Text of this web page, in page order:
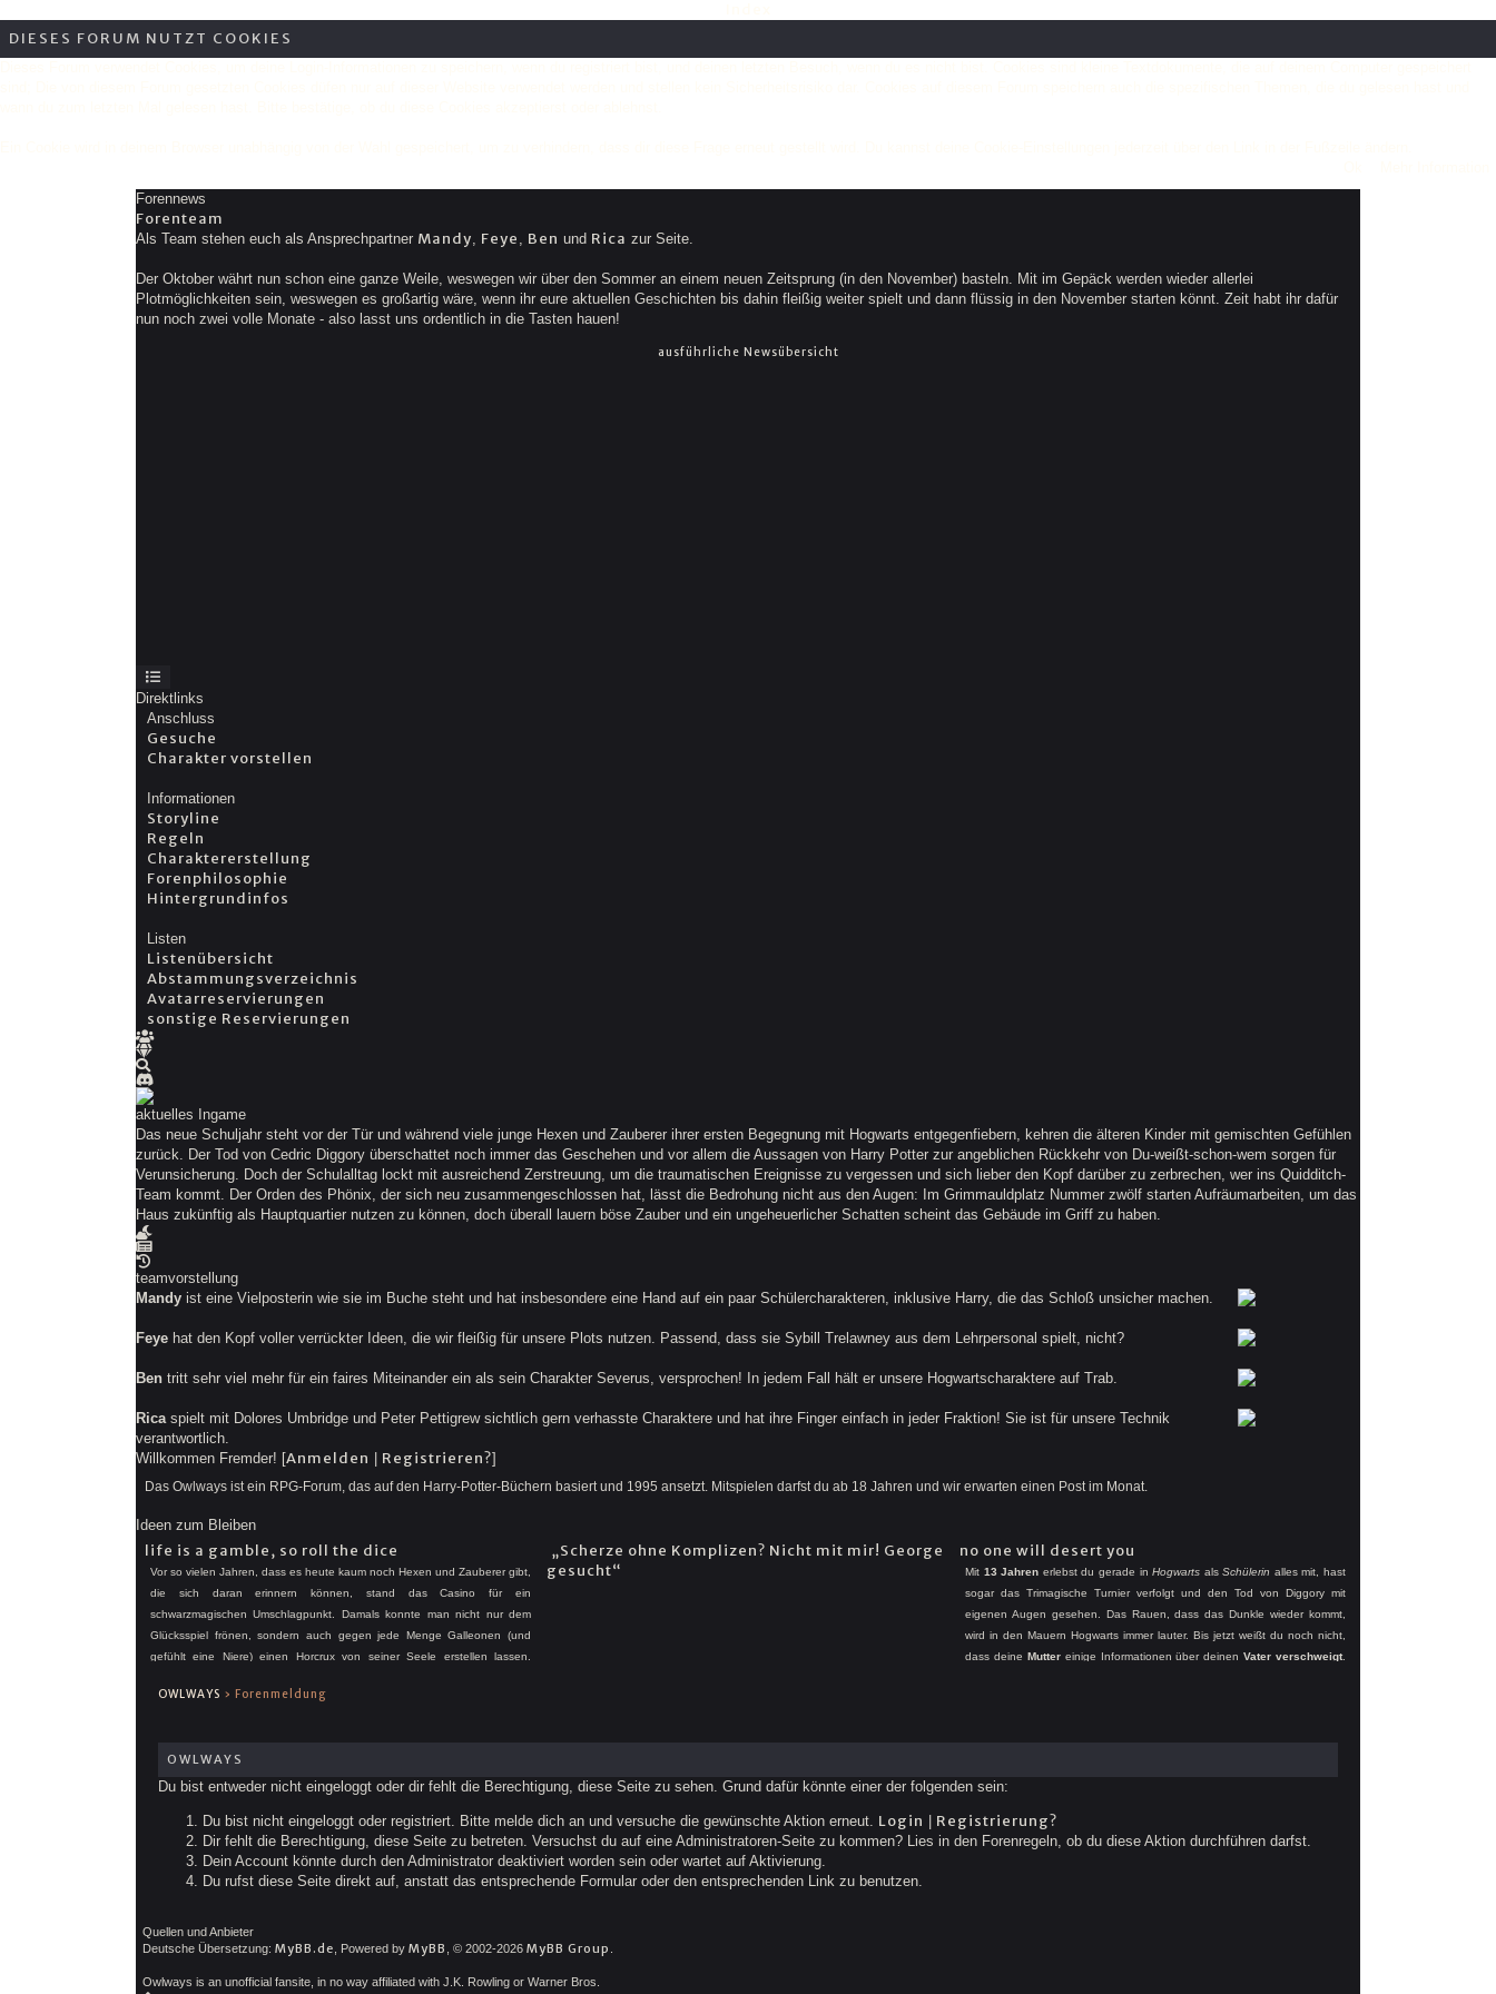
DIESES FORUM NUTZT COOKIES
Forennews
Forenteam
Als Team stehen euch als Ansprechpartner Mandy, Feye , Ben und Rica zur Seite.
Der Oktober währt nun schon eine ganze Weile, weswegen wir über den Sommer an einem neuen Zeitsprung (in den November) basteln. Mit im Gepäck werden wieder allerlei
Plotmöglichkeiten sein, weswegen es großartig wäre, wenn ihr eure aktuellen Geschichten bis dahin fleißig weiter spielt und dann flüssig in den November starten könnt. Zeit habt ihr dafür
nun noch zwei volle Monate - also lasst uns ordentlich in die Tasten hauen!
ausführliche Newsübersicht
Direktlinks
Anschluss
Gesuche
Charakter vorstellen
Informationen
Storyline
Regeln
Charaktererstellung
Forenphilosophie
Hintergrundinfos
Listen
Listenübersicht
Abstammungsverzeichnis
Avatarreservierungen
sonstige Reservierungen
aktuelles Ingame
Das neue Schuljahr steht vor der Tür und während viele junge Hexen und Zauberer ihrer ersten Begegnung mit Hogwarts entgegenfiebern, kehren die älteren Kinder mit gemischten Gefühlen
zurück. Der Tod von Cedric Diggory überschattet noch immer das Geschehen und vor allem die Aussagen von Harry Potter zur angeblichen Rückkehr von Du-weißt-schon-wem sorgen für
Verunsicherung. Doch der Schulalltag lockt mit ausreichend Zerstreuung, um die traumatischen Ereignisse zu vergessen und sich lieber den Kopf darüber zu zerbrechen, wer ins Quidditch-
Team kommt. Der Orden des Phönix, der sich neu zusammengeschlossen hat, lässt die Bedrohung nicht aus den Augen: Im Grimmauldplatz Nummer zwölf starten Aufräumarbeiten, um das
Haus zukünftig als Hauptquartier nutzen zu können, doch überall lauern böse Zauber und ein ungeheuerlicher Schatten scheint das Gebäude im Griff zu haben.
teamvorstellung
Mandy ist eine Vielposterin wie sie im Buche steht und hat insbesondere eine Hand auf ein paar Schülercharakteren, inklusive Harry, die das Schloß unsicher machen.
Feye hat den Kopf voller verrückter Ideen, die wir fleißig für unsere Plots nutzen. Passend, dass sie Sybill Trelawney aus dem Lehrpersonal spielt, nicht?
Ben tritt sehr viel mehr für ein faires Miteinander ein als sein Charakter Severus, versprochen! In jedem Fall hält er unsere Hogwartscharaktere auf Trab.
Ricaspielt mit Dolores Umbridge und Peter Pettigrew sichtlich gern verhasste Charaktere und hat ihre Finger einfach in jeder Fraktion! Sie ist für unsere Technik
verantwortlich.
Willkommen Fremder! [Anmelden Registrieren?]
Das Owlways ist ein RPG-Forum, das auf den Harry-Potter-Büchern basiert und 1995 ansetzt. Mitspielen darfst du ab 18 Jahren und wir erwarten einen Post im Monat.
Ideen zum Bleiben
life is a gamble, so roll the dice
Vor so vielen Jahren, dass es heute kaum noch Hexen und Zauberer gibt,
die sich daran erinnern können, stand das Casino für ein
schwarzmagischen Umschlagpunkt. Damals konnte man nicht nur dem
Glücksspiel frönen, sondern auch gegen jede Menge Galleonen (und
gefühlt eine Niere) einen Horcrux von seiner Seele erstellen lassen.
damit jederzeit zugänglich und doch gleichzeitig vor aller Augen
„Scherze ohne Komplizen? Nicht mit mir! George
gesucht“
no one will desert you
Mit 13 Jahren erlebst du gerade inHogwarts alsSchülerin alles mit, hast
sogar das Trimagische Turnier verfolgt und den Tod von Diggory mit
eigenen Augen gesehen. Das Rauen, dass das Dunkle wieder kommt,
wird in den Mauern Hogwarts immer lauter. Bis jetzt weißt du noch nicht,
dass deine Muttereinige Informationen über deinenVater verschweigt.
kalt lassen?
OWLWAYS › Forenmeldung
OWLWAYS
Du bist entweder nicht eingeloggt oder dir fehlt die Berechtigung, diese Seite zu sehen. Grund dafür könnte einer der folgenden sein:
Du bist nicht eingeloggt oder registriert. Bitte melde dich an und versuche die gewünschte Aktion erneut. Login Registrierung?
Dir fehlt die Berechtigung, diese Seite zu betreten. Versuchst du auf eine Administratoren-Seite zu kommen? Lies in den Forenregeln, ob du diese Aktion durchführen darfst.
Dein Account könnte durch den Administrator deaktiviert worden sein oder wartet auf Aktivierung.
Du rufst diese Seite direkt auf, anstatt das entsprechende Formular oder den entsprechenden Link zu benutzen.
Quellen und Anbieter
Deutsche Übersetzung: MyBB.de , Powered by MyBB , © 2002-2026 MyBB Group
Owlways is an unofficial fansite, in no way affiliated with J.K. Rowling or Warner Bros.